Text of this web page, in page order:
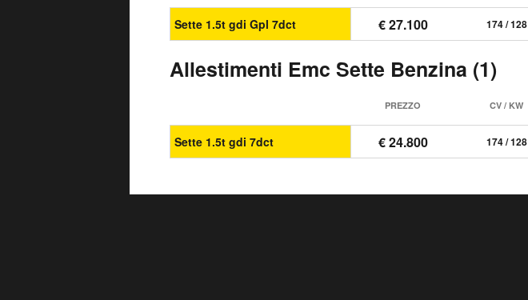
Sette 1.5t gdi Gpl 7dct € 27.100 174 / 128
Allestimenti Emc Sette Benzina (1)
PREZZO CV / KW
Sette 1.5t gdi 7dct € 24.800 174 / 128